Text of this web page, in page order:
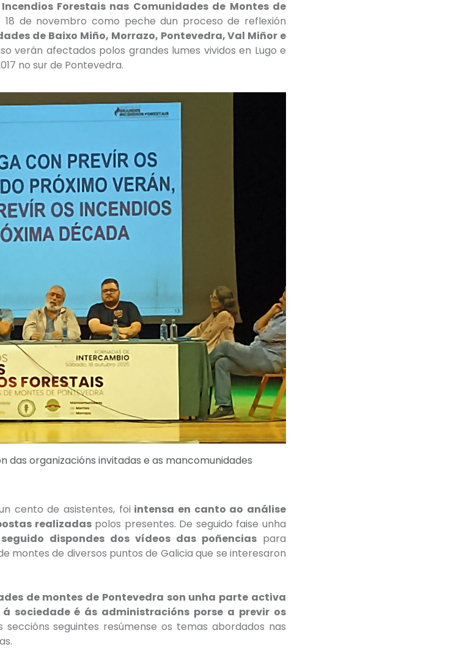
Forestais nas Comunidades de Montes de
de novembro como peche dun proceso de reflexión
de Baixo Miño, Morrazo, Pontevedra, Val Miñor e
verán afectados polos grandes lumes vividos en Lugo e
no sur de Pontevedra.
das organizacións invitadas e as mancomunidades
cento de asistentes, foi intensa en canto ao análise
realizadaspolos presentes. De seguido faise unha
dispondes dos vídeos das poñencias para
montes de diversos puntos de Galicia que se interesaron
de montes de Pontevedra son unha parte activa
sociedade é ás administracións porse a previr os
seccións seguintes resúmense os temas abordados nas